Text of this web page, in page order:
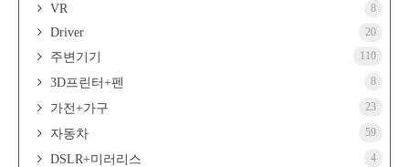
VR 8
Driver 20
주변기기 110
3D프린터+펜 8
가전+가구 23
자동차 59
DSLR+미러리스 4